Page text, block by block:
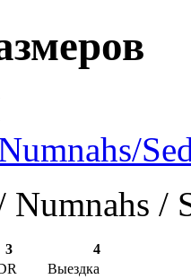
Numnahs /
3
4
Выездка